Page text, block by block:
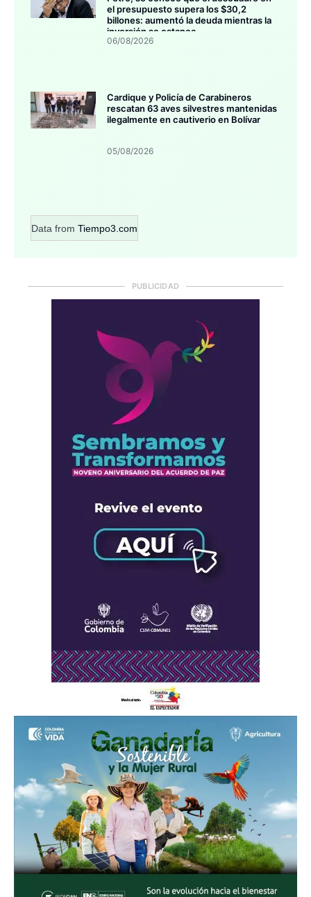
el presupuesto supera los $30,2
billones: aumentó la deuda mientras la
inversión se estanca
06/08/2026
Cardique y Policía de Carabineros
rescatan 63 aves silvestres mantenidas
ilegalmente en cautiverio en Bolívar
05/08/2026
Data from Tiempo3.com
PUBLICIDAD